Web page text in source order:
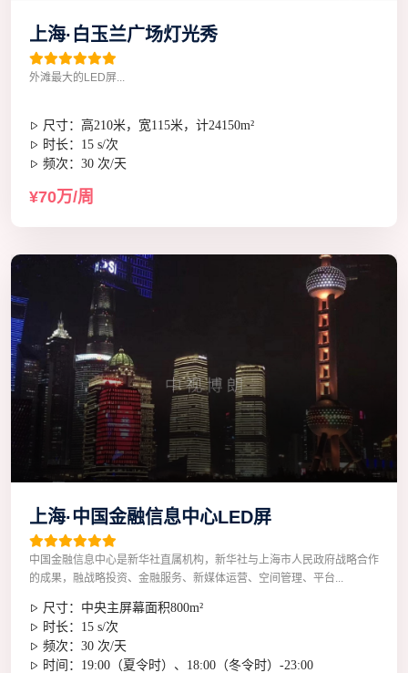
上海·白玉兰广场灯光秀
外滩最大的LED屏...
尺寸：高210米，宽115米，计24150m²
时长：15 s/次
频次：30 次/天
¥70万/周
上海·中国金融信息中心LED屏
中国金融信息中心是新华社直属机构，新华社与上海市人民政府战略合作
的成果，融战略投资、金融服务、新媒体运营、空间管理、平台...
尺寸：中央主屏幕面积800m²
时长：15 s/次
频次：30 次/天
时间：19:00（夏令时）、18:00（冬令时）-23:00